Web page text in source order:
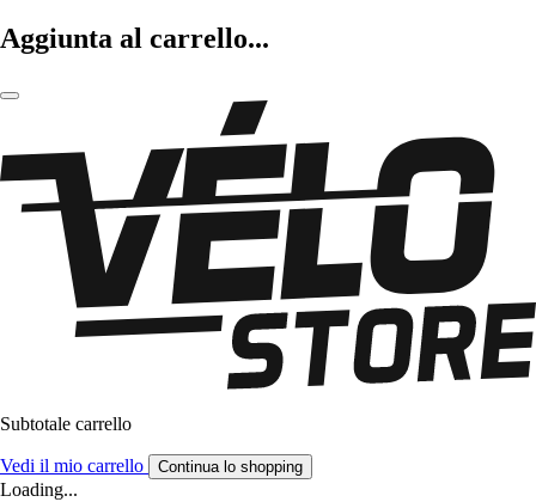
Aggiunta al carrello...
Subtotale carrello
Vedi il mio carrello Continua lo shopping
Loading...